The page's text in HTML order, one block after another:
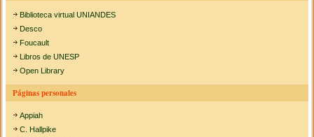
Biblioteca virtual UNIANDES
Desco
Foucault
Libros de UNESP
Open Library
Páginas personales
Appiah
C. Hallpike